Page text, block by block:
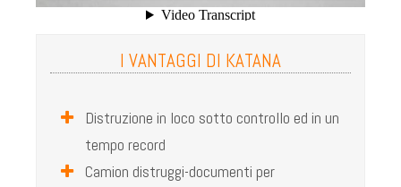
DISTRUZIONE DIGITALE
RESSOURCES
I VANTAGGI DI KATANA
Distruzione in loco sotto controllo ed in un
tempo record
Camion distruggi-documenti per